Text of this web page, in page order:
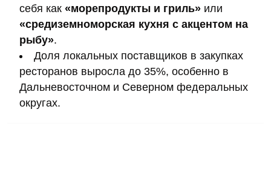
себя как «морепродукты и гриль» или
«средиземноморская кухня с акцентом на
рыбу».
Доля локальных поставщиков в закупках
ресторанов выросла до 35%, особенно в
Дальневосточном и Северном федеральных
округах.